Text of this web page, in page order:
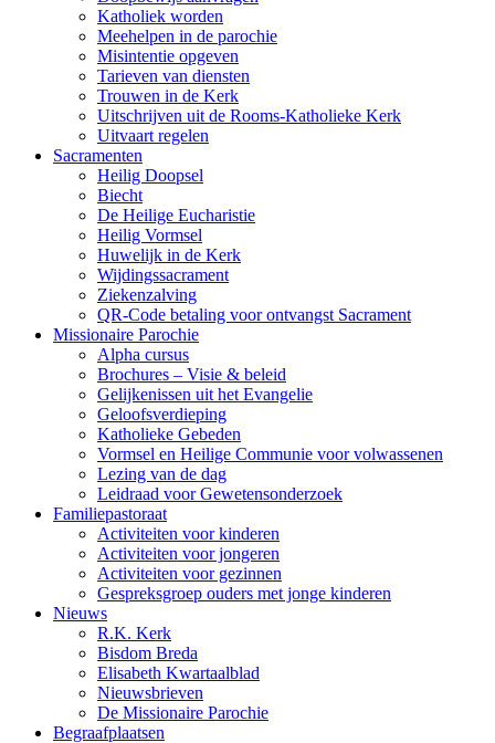
Katholiek worden
Meehelpen in de parochie
Misintentie opgeven
Tarieven van diensten
Trouwen in de Kerk
Uitschrijven uit de Rooms-Katholieke Kerk
Uitvaart regelen
Sacramenten
Heilig Doopsel
Biecht
De Heilige Eucharistie
Heilig Vormsel
Huwelijk in de Kerk
Wijdingssacrament
Ziekenzalving
QR-Code betaling voor ontvangst Sacrament
Missionaire Parochie
Alpha cursus
Brochures – Visie & beleid
Gelijkenissen uit het Evangelie
Geloofsverdieping
Katholieke Gebeden
Vormsel en Heilige Communie voor volwassenen
Lezing van de dag
Leidraad voor Gewetensonderzoek
Familiepastoraat
Activiteiten voor kinderen
Activiteiten voor jongeren
Activiteiten voor gezinnen
Gespreksgroep ouders met jonge kinderen
Nieuws
R.K. Kerk
Bisdom Breda
Elisabeth Kwartaalblad
Nieuwsbrieven
De Missionaire Parochie
Begraafplaatsen